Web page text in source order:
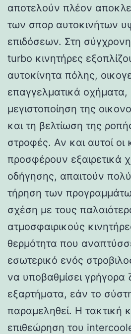
αποτελούν πλέον
των σπορ αυτοκινήτων
επιδόσεων. Στη
turbo κινητήρες
αυτοκίνητα πόλης,
επαγγελματικά οχήματα,
μεγιστοποίηση της
και τη βελτίωση της
στροφές. Αν και αυτοί οι
προσφέρουν εξαιρετικά
οδήγησης, απαιτούν
τήρηση των
σχέση με τους
ατμοσφαιρικούς
θερμότητα που
εσωτερικό ενός
να υποβαθμίσει γρήγορα
εξαρτήματα, εάν το
παραμεληθεί. Η τακτική
επιθεώρηση του